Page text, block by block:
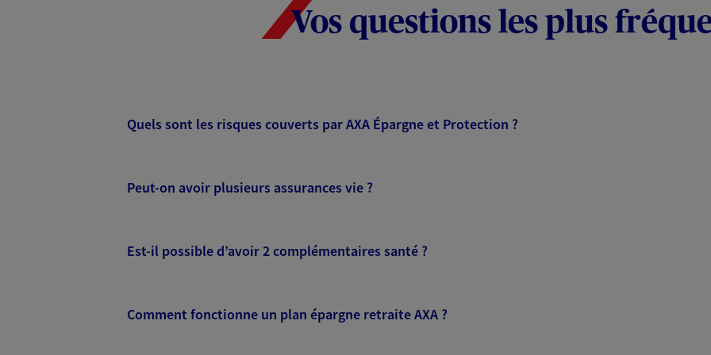
Vos questions les plus
Quels sont les risques couverts par AXA Épargne et Protection ?
Peut-on avoir plusieurs assurances vie ?
Est-il possible d’avoir 2 complémentaires santé ?
Comment fonctionne un plan épargne retraite AXA ?